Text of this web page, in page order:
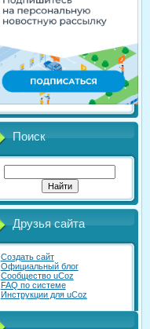
Поиск
Друзья сайта
Создать сайт
Официальный блог
Сообщество uCoz
FAQ по системе
Инструкции для uCoz